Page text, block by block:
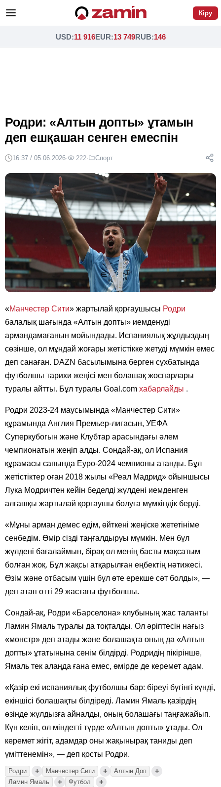
Кіру
USD:11 916EUR:13 749RUB:146
Родри: «Алтын допты» ұтамын
деп ешқашан сенген емеспін
16:37 / 05.06.2026· 222· Спорт
«Манчестер Сити» жартылай қорғаушысы Родри
балалық шағында «Алтын допты» иемденуді
армандамағанын мойындады. Испаниялық жұлдыздың
сөзінше, ол мұндай жоғары жетістікке жетуді мүмкін емес
деп санаған. DAZN басылымына берген сұхбатында
футболшы тарихи жеңісі мен болашақ жоспарлары
туралы айтты. Бұл туралы Goal.com хабарлайды .
Родри 2023-24 маусымында «Манчестер Сити»
құрамында Англия Премьер-лигасын, УЕФА
Суперкубогын және Клубтар арасындағы әлем
чемпионатын жеңіп алды. Сондай-ақ, ол Испания
құрамасы сапында Еуро-2024 чемпионы атанды. Бұл
жетістіктер оған 2018 жылы «Реал Мадрид» ойыншысы
Лука Модричтен кейін беделді жүлдені иемденген
алғашқы жартылай қорғаушы болуға мүмкіндік берді.
«Мұны арман демес едім, өйткені жеңіске жететініме
сенбедім. Өмір сізді таңғалдыруы мүмкін. Мен бұл
жүлдені бағалаймын, бірақ ол менің басты мақсатым
болған жоқ. Бұл жақсы атқарылған еңбектің нәтижесі.
Өзім және отбасым үшін бұл өте ерекше сәт болды», —
деп атап өтті 29 жастағы футболшы.
Сондай-ақ, Родри «Барселона» клубының жас таланты
Ламин Ямаль туралы да тоқталды. Ол әріптесін нағыз
«монстр» деп атады және болашақта оның да «Алтын
допты» ұтатынына сенім білдірді. Родридің пікірінше,
Ямаль тек алаңда ғана емес, өмірде де керемет адам.
«Қазір екі испаниялық футболшы бар: біреуі бүгінгі күнді,
екіншісі болашақты білдіреді. Ламин Ямаль қазірдің
өзінде жұлдызға айналды, оның болашағы таңғажайып.
Күн келіп, ол міндетті түрде «Алтын допты» ұтады. Ол
керемет жігіт, адамдар оны жақынырақ таниды деп
үміттенемін», — деп қосты Родри.
Родри + Манчестер Сити + Алтын Доп +
Ламин Ямаль + Футбол +